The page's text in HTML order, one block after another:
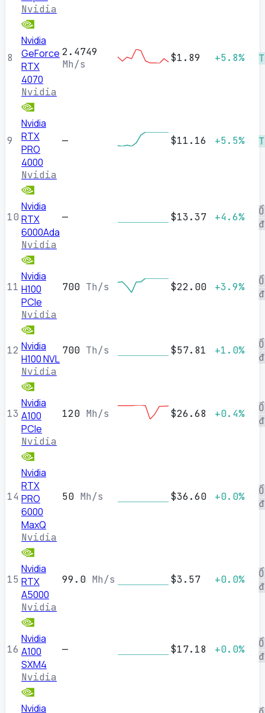
Nvidia
8
Nvidia
GeForce
RTX
4070
Nvidia
2.4749
Mh/s
$1.89 +5.8%
9
Nvidia
RTX
PRO
4000
Nvidia
— $11.16 +5.5%
10
Nvidia
RTX
6000Ada
Nvidia
— $13.37 +4.6%
11
Nvidia
H100
PCIe
Nvidia
700 Th/s $22.00 +3.9%
12 Nvidia
H100 NVL
Nvidia
700 Th/s $57.81 +1.0%
13
Nvidia
A100
PCIe
Nvidia
120 Mh/s $26.68 +0.4%
14
Nvidia
RTX
PRO
6000
MaxQ
Nvidia
50 Mh/s $36.60 +0.0%
15
Nvidia
RTX
A5000
Nvidia
99.0 Mh/s $3.57 +0.0%
16
Nvidia
A100
SXM4
Nvidia
— $17.18 +0.0%
Nvidia